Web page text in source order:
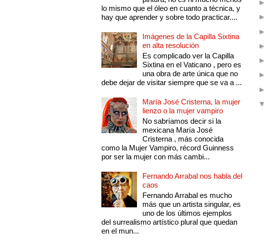
lo mismo que el óleo en cuanto a técnica, y
hay que aprender y sobre todo practicar....
Imágenes de la Capilla Sixtina
en alta resolución
Es complicado ver la Capilla
Sixtina en el Vaticano , pero es
una obra de arte única que no
debe dejar de visitar siempre que se va a ...
María José Cristerna, la mujer
lienzo o la mujer vampiro
No sabríamos decir si la
mexicana María José
Cristerna , más conocida
como la Mujer Vampiro, récord Guinness
por ser la mujer con más cambi...
Fernando Arrabal nos habla del
caos
Fernando Arrabal es mucho
más que un artista singular, es
uno de los últimos ejemplos
del surrealismo artístico plural que quedan
en el mun...
►
►
►
►
►
►
►
▼